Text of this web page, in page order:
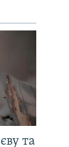
та